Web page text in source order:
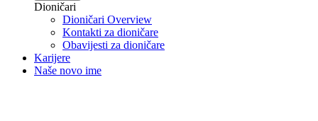
Dioničari
Dioničari Overview
Kontakti za dioničare
Obavijesti za dioničare
Karijere
Naše novo ime